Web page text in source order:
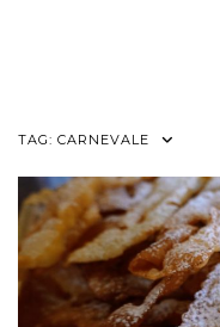
TAG: CARNEVALE